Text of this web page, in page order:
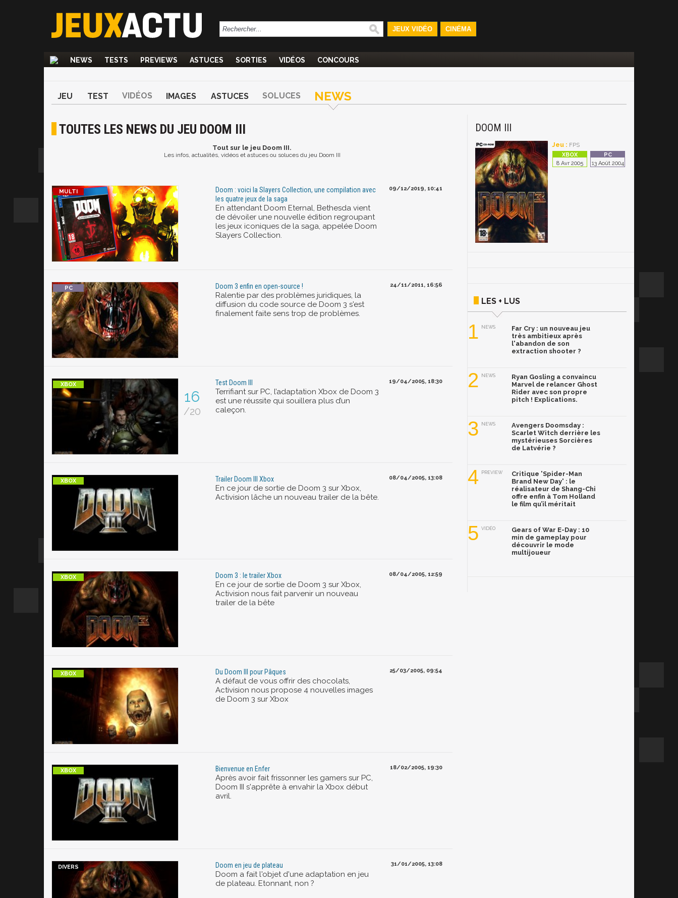
JEUX VIDÉO CINÉMA
NEWS TESTS PREVIEWS ASTUCES SORTIES VIDÉOS CONCOURS
JEU TEST VIDÉOS IMAGES ASTUCES SOLUCES NEWS
TOUTES LES NEWS DU JEU DOOM III
Tout sur le jeu Doom III.
Les infos, actualités, vidéos et astuces ou soluces du jeu Doom III
Doom : voici la Slayers Collection, une compilation avec
les quatre jeux de la saga
En attendant Doom Eternal, Bethesda vient
de dévoiler une nouvelle édition regroupant
les jeux iconiques de la saga, appelée Doom
Slayers Collection.
09/12/2019, 10:41
Doom 3 enfin en open-source !
Ralentie par des problèmes juridiques, la
diffusion du code source de Doom 3 s'est
finalement faite sens trop de problèmes.
24/11/2011, 16:56
16
/20
Test Doom III
Terrifiant sur PC, l’adaptation Xbox de Doom 3
est une réussite qui souillera plus d’un
caleçon.
19/04/2005, 18:30
Trailer Doom III Xbox
En ce jour de sortie de Doom 3 sur Xbox,
Activision lâche un nouveau trailer de la bête.
08/04/2005, 13:08
Doom 3 : le trailer Xbox
En ce jour de sortie de Doom 3 sur Xbox,
Activision nous fait parvenir un nouveau
trailer de la bête
08/04/2005, 12:59
Du Doom III pour Pâques
A défaut de vous offrir des chocolats,
Activision nous propose 4 nouvelles images
de Doom 3 sur Xbox
25/03/2005, 09:54
Bienvenue en Enfer
Après avoir fait frissonner les gamers sur PC,
Doom III s'apprête à envahir la Xbox début
avril.
18/02/2005, 19:30
Doom en jeu de plateau
Doom a fait l'objet d'une adaptation en jeu
de plateau. Etonnant, non ?
31/01/2005, 13:08
DOOM III
Jeu : FPS
8 Avr 2005 13 Août 2004
LES + LUS
1 NEWS
Far Cry : un nouveau jeu
très ambitieux après
l'abandon de son
extraction shooter ?
2 NEWS
Ryan Gosling a convaincu
Marvel de relancer Ghost
Rider avec son propre
pitch ! Explications.
3 NEWS
Avengers Doomsday :
Scarlet Witch derrière les
mystérieuses Sorcières
de Latvérie ?
4 PREVIEW
Critique 'Spider-Man
Brand New Day' : le
réalisateur de Shang-Chi
offre enfin à Tom Holland
le film qu’il méritait
5 VIDÉO
Gears of War E-Day : 10
min de gameplay pour
découvrir le mode
multijoueur